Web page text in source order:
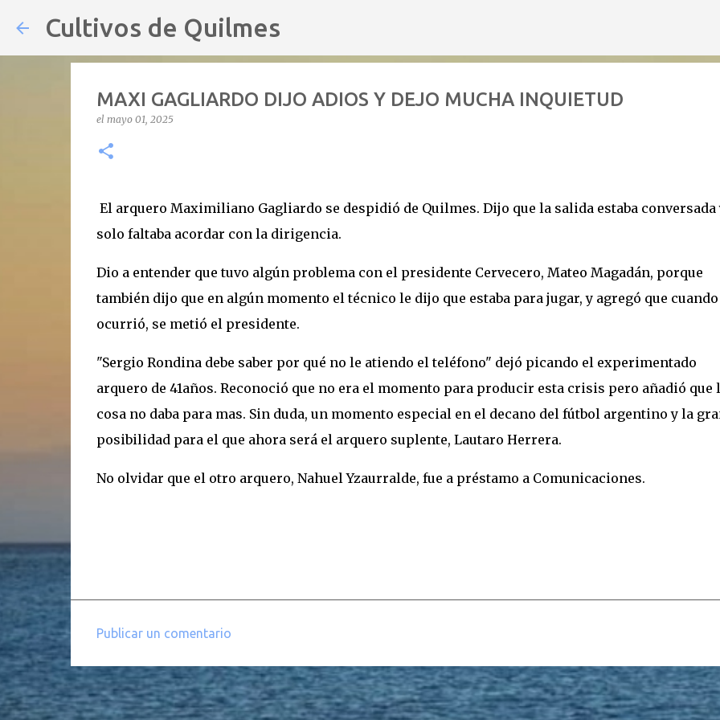
Cultivos de Quilmes
MAXI GAGLIARDO DIJO ADIOS Y DEJO MUCHA INQUIETUD
el mayo 01, 2025
El arquero Maximiliano Gagliardo se despidió de Quilmes. Dijo que la salida estaba conversada
solo faltaba acordar con la dirigencia.
Dio a entender que tuvo algún problema con el presidente Cervecero, Mateo Magadán, porque
también dijo que en algún momento el técnico le dijo que estaba para jugar, y agregó que cuando
ocurrió, se metió el presidente.
"Sergio Rondina debe saber por qué no le atiendo el teléfono" dejó picando el experimentado
arquero de 41años. Reconoció que no era el momento para producir esta crisis pero añadió que
cosa no daba para mas. Sin duda, un momento especial en el decano del fútbol argentino y la
posibilidad para el que ahora será el arquero suplente, Lautaro Herrera.
No olvidar que el otro arquero, Nahuel Yzaurralde, fue a préstamo a Comunicaciones.
o
m
Publicar un comentario